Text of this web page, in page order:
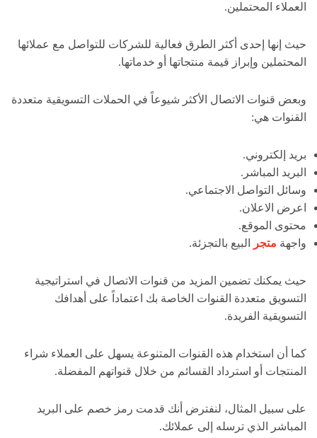
العملاء المحتملين.
حيث إنها إحدى أكثر الطرق فعالية للشركات للتواصل مع عملائها
المحتملين وإبراز قيمة منتجاتها أو خدماتها.
وبعض قنوات الاتصال الأكثر شيوعاً في الحملات التسويقية متعددة
القنوات هي:
بريد إلكتروني.
البريد المباشر.
وسائل التواصل الاجتماعي.
اعرض الاعلان.
محتوى الموقع.
واجهة متجر البيع بالتجزئة.
حيث يمكنك تضمين المزيد من قنوات الاتصال في استراتيجية
التسويق متعددة القنوات الخاصة بك اعتماداً على أهدافك
التسويقية الفريدة.
كما أن استخدام هذه القنوات المتنوعة يسهل على العملاء شراء
المنتجات أو استرداد القسائم من خلال قنواتهم المفضلة.
على سبيل المثال، لنفترض أنك قدمت رمز خصم على البريد
المباشر الذي ترسله إلى عملائك.